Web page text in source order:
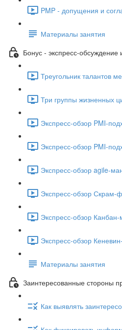
PMP - допущения и
Материалы занятия
Бонус - экспресс-
Треугольник талантов
Три группы жизненных
Экспресс-обзор PMI-
Экспресс-обзор PMI-
Экспресс-обзор agile-
Экспресс-обзор Скрам-
Экспресс-обзор
Экспресс-обзор
Материалы занятия
Заинтересованные стороны
Как выявлять